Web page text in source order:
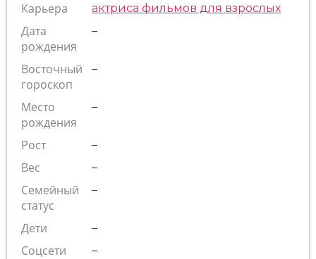
Карьера актриса фильмов для взрослых
Дата
рождения
–
Восточный
гороскоп
–
Место
рождения
–
Рост –
Вес –
Семейный
статус
–
Дети –
Соцсети
–